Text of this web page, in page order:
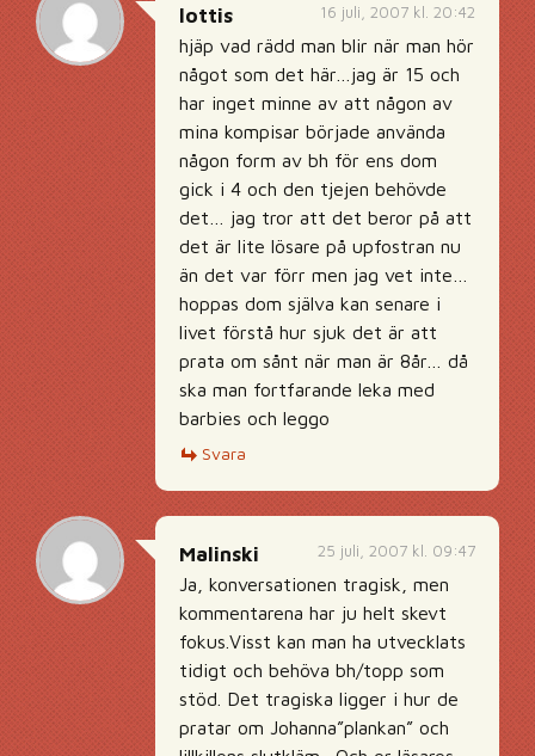
16 juli, 2007 kl. 20:42
lottis
hjäp vad rädd man blir när man hör
något som det här…jag är 15 och
har inget minne av att någon av
mina kompisar började använda
någon form av bh för ens dom
gick i 4 och den tjejen behövde
det… jag tror att det beror på att
det är lite lösare på upfostran nu
än det var förr men jag vet inte…
hoppas dom själva kan senare i
livet förstå hur sjuk det är att
prata om sånt när man är 8år… då
ska man fortfarande leka med
barbies och leggo
Svara
25 juli, 2007 kl. 09:47
Malinski
Ja, konversationen tragisk, men
kommentarena har ju helt skevt
fokus.Visst kan man ha utvecklats
tidigt och behöva bh/topp som
stöd. Det tragiska ligger i hur de
pratar om Johanna”plankan” och